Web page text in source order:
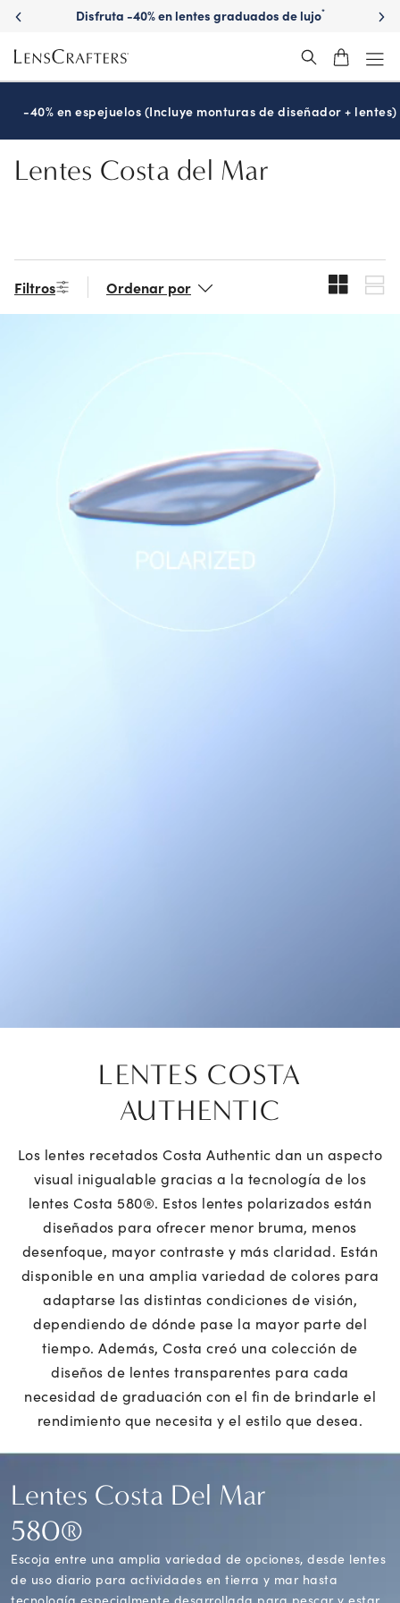
Skip
main
content
Disfruta -40% en lentes graduados de lujo*
-40% en espejuelos (Incluye monturas de diseñador + lentes)
Lentes Costa del Mar
Filtros Ordenar por
LENTES COSTA
AUTHENTIC
Los lentes recetados Costa Authentic dan un aspecto
visual inigualable gracias a la tecnología de los
lentes Costa 580®. Estos lentes polarizados están
diseñados para ofrecer menor bruma, menos
desenfoque, mayor contraste y más claridad. Están
disponible en una amplia variedad de colores para
adaptarse las distintas condiciones de visión,
dependiendo de dónde pase la mayor parte del
tiempo. Además, Costa creó una colección de
diseños de lentes transparentes para cada
necesidad de graduación con el fin de brindarle el
rendimiento que necesita y el estilo que desea.
Lentes Costa Del Mar
580®
Escoja entre una amplia variedad de opciones, desde lentes
de uso diario para actividades en tierra y mar hasta
tecnología especialmente desarrollada para pescar y estar